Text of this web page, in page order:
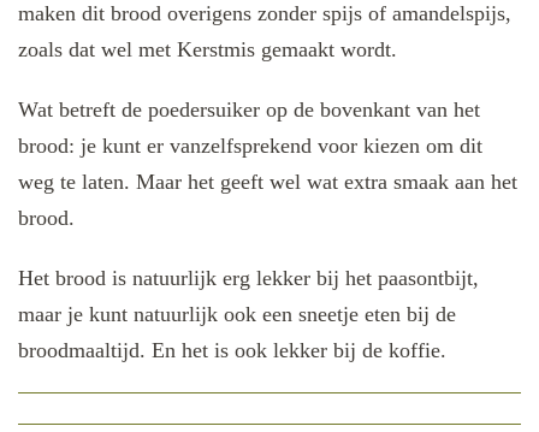
maken dit brood overigens zonder spijs of amandelspijs,
zoals dat wel met Kerstmis gemaakt wordt.
Wat betreft de poedersuiker op de bovenkant van het
brood: je kunt er vanzelfsprekend voor kiezen om dit
weg te laten. Maar het geeft wel wat extra smaak aan het
brood.
Het brood is natuurlijk erg lekker bij het paasontbijt,
maar je kunt natuurlijk ook een sneetje eten bij de
broodmaaltijd. En het is ook lekker bij de koffie.